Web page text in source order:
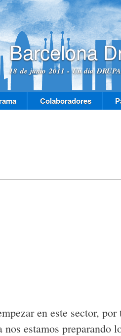
Barcelona
18 de junio 2011 - Un dia
Colaboradores
en este sector,
nos estamos preparando